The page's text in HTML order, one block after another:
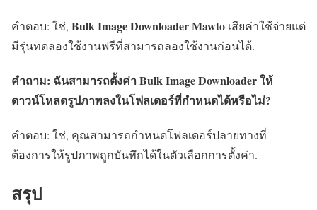
คำตอบ: ใช่, Bulk Image Downloader Mawto เสียค่าใช้จ่ายแต่
มีรุ่นทดลองใช้งานฟรีที่สามารถลองใช้งานก่อนได้.
คำถาม: ฉันสามารถตั้งค่า Bulk Image Downloader ให้
ดาวน์โหลดรูปภาพลงในโฟลเดอร์ที่กำหนดได้หรือไม่?
คำตอบ: ใช่, คุณสามารถกำหนดโฟลเดอร์ปลายทางที่
ต้องการให้รูปภาพถูกบันทึกได้ในตัวเลือกการตั้งค่า.
สรุป